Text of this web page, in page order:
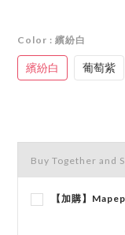
Color : 繽紛白
繽紛白 葡萄紫
Buy Together and
【加購】